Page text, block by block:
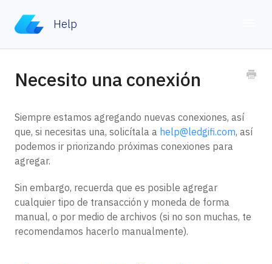
Help
Necesito una conexión
Siempre estamos agregando nuevas conexiones, así
que, si necesitas una, solicítala a help@ledgifi.com, así
podemos ir priorizando próximas conexiones para
agregar.
Sin embargo, recuerda que es posible agregar
cualquier tipo de transacción y moneda de forma
manual, o por medio de archivos (si no son muchas, te
recomendamos hacerlo manualmente).